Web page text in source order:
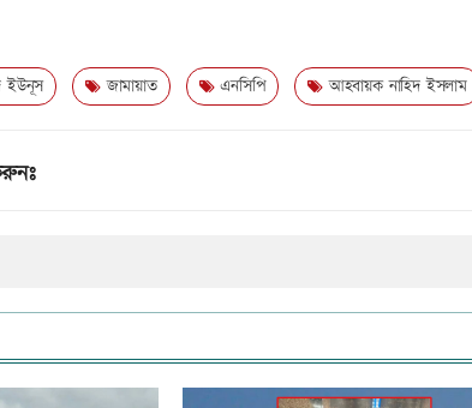
ইউনূস জামায়াত এনসিপি আহবায়ক নাহিদ ইসলাম